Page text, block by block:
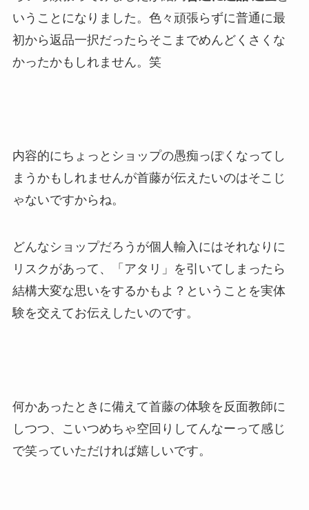
いうことになりました。色々頑張らずに普通に最
初から返品一択だったらそこまでめんどくさくな
かったかもしれません。笑
内容的にちょっとショップの愚痴っぽくなってし
まうかもしれませんが首藤が伝えたいのはそこじ
ゃないですからね。
どんなショップだろうが個人輸入にはそれなりに
リスクがあって、「アタリ」を引いてしまったら
結構大変な思いをするかもよ？ということを実体
験を交えてお伝えしたいのです。
何かあったときに備えて首藤の体験を反面教師に
しつつ、こいつめちゃ空回りしてんなーって感じ
で笑っていただければ嬉しいです。